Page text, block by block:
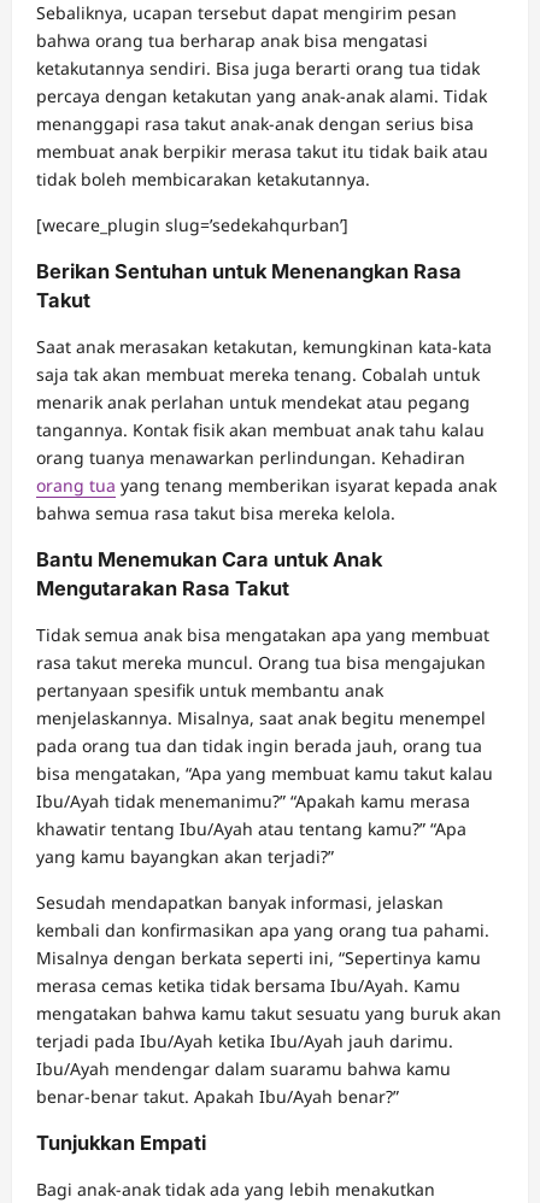
Sebaliknya, ucapan tersebut dapat mengirim pesan
bahwa orang tua berharap anak bisa mengatasi
ketakutannya sendiri. Bisa juga berarti orang tua tidak
percaya dengan ketakutan yang anak-anak alami. Tidak
menanggapi rasa takut anak-anak dengan serius bisa
membuat anak berpikir merasa takut itu tidak baik atau
tidak boleh membicarakan ketakutannya.
[wecare_plugin slug=’sedekahqurban’]
Berikan Sentuhan untuk Menenangkan Rasa
Takut
Saat anak merasakan ketakutan, kemungkinan kata-kata
saja tak akan membuat mereka tenang. Cobalah untuk
menarik anak perlahan untuk mendekat atau pegang
tangannya. Kontak fisik akan membuat anak tahu kalau
orang tuanya menawarkan perlindungan. Kehadiran
orang tua yang tenang memberikan isyarat kepada anak
bahwa semua rasa takut bisa mereka kelola.
Bantu Menemukan Cara untuk Anak
Mengutarakan Rasa Takut
Tidak semua anak bisa mengatakan apa yang membuat
rasa takut mereka muncul. Orang tua bisa mengajukan
pertanyaan spesifik untuk membantu anak
menjelaskannya. Misalnya, saat anak begitu menempel
pada orang tua dan tidak ingin berada jauh, orang tua
bisa mengatakan, “Apa yang membuat kamu takut kalau
Ibu/Ayah tidak menemanimu?” “Apakah kamu merasa
khawatir tentang Ibu/Ayah atau tentang kamu?” “Apa
yang kamu bayangkan akan terjadi?”
Sesudah mendapatkan banyak informasi, jelaskan
kembali dan konfirmasikan apa yang orang tua pahami.
Misalnya dengan berkata seperti ini, “Sepertinya kamu
merasa cemas ketika tidak bersama Ibu/Ayah. Kamu
mengatakan bahwa kamu takut sesuatu yang buruk akan
terjadi pada Ibu/Ayah ketika Ibu/Ayah jauh darimu.
Ibu/Ayah mendengar dalam suaramu bahwa kamu
benar-benar takut. Apakah Ibu/Ayah benar?”
Tunjukkan Empati
Bagi anak-anak tidak ada yang lebih menakutkan